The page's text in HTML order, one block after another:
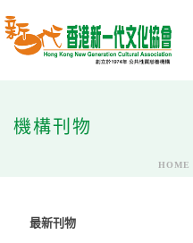
機構刊物
HOME
最新刊物